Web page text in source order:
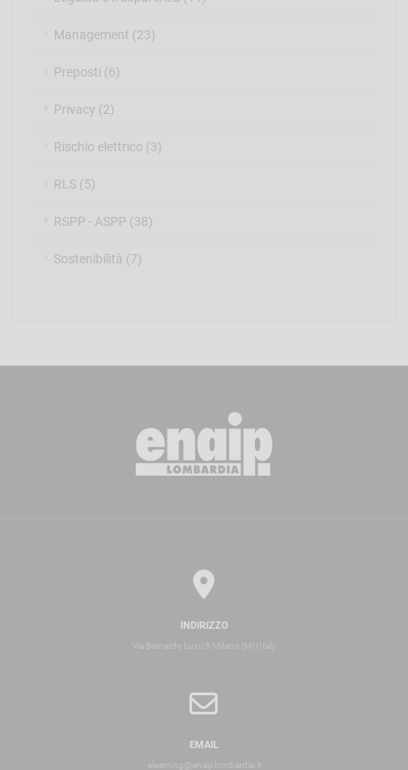
Management (23)
Preposti (6)
Privacy (2)
Rischio elettrico (3)
RLS (5)
RSPP - ASPP (38)
Sostenibilità (7)
INDIRIZZO
Via Bernardo Luini 5 Milano (MI) Italy
EMAIL
elearning@enaiplombardia.it